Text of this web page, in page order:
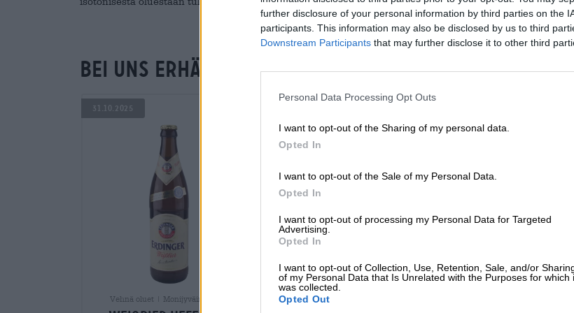
further disclosure of your personal information by third parties on the
participants. This information may also be disclosed by us to third
Downstream Participants that may further disclose it to other third
Personal Data Processing Opt Outs
I want to opt-out of the Sharing of my personal data.
Opted In
I want to opt-out of the Sale of my Personal Data.
Opted In
I want to opt-out of processing my Personal Data for Targeted
Advertising.
Opted In
I want to opt-out of Collection, Use, Retention, Sale, and/or
of my Personal Data that Is Unrelated with the Purposes for which
was collected.
Opted Out
Bei uns erhältlich
31.10.2025
Vehnä oluet | Monijyväinen olut